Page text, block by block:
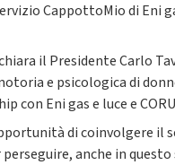
CappottoMio di Eni
il Presidente Carlo
e psicologica di
con Eni gas e luce e
di coinvolgere
anche in